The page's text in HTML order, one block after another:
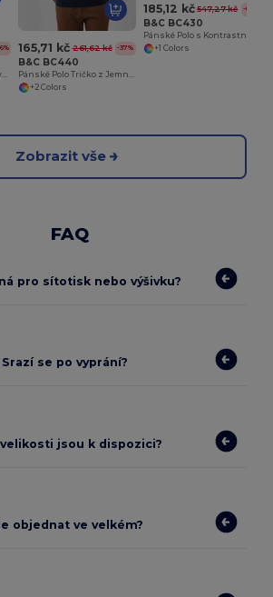
165,71 kč 261,62 kč -37%
B&C BC440
+2 Colors
185,12 kč 547,27 kč -66%
B&C BC430
+1 Colors
Zobrazit vše
FAQ
pro sítotisk nebo výšivku?
Srazí se po vyprání?
jsou k dispozici?
objednat ve velkém?